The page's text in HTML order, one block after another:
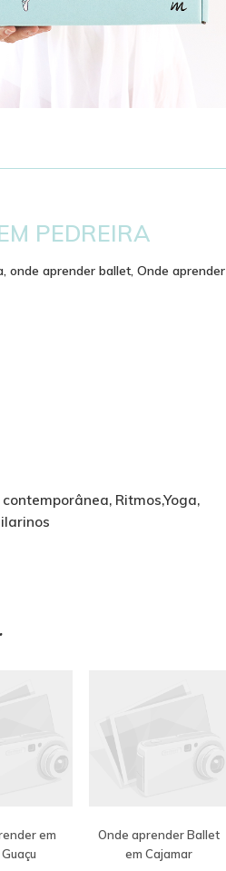
PEDREIRA
, onde aprender ballet, Onde aprender
Ritmos,Yoga,
em
Onde aprender Ballet
em Cajamar